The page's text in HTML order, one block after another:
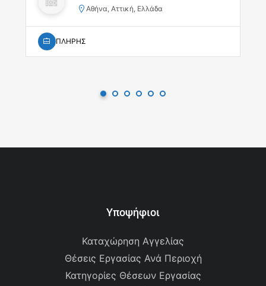
Αθήνα, Αττική, Ελλάδα
ΠΛΗΡΗΣ
Υποψήφιοι
Καταχώρηση Αγγελίας
Θέσεις Εργασίας Ανά Περιοχή
Κατηγορίες Θέσεων Εργασίας